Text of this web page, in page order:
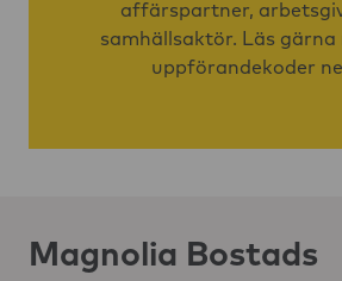
affärspartner,
samhällsaktör. Läs gärna
uppförandekoder
Magnolia Bostads